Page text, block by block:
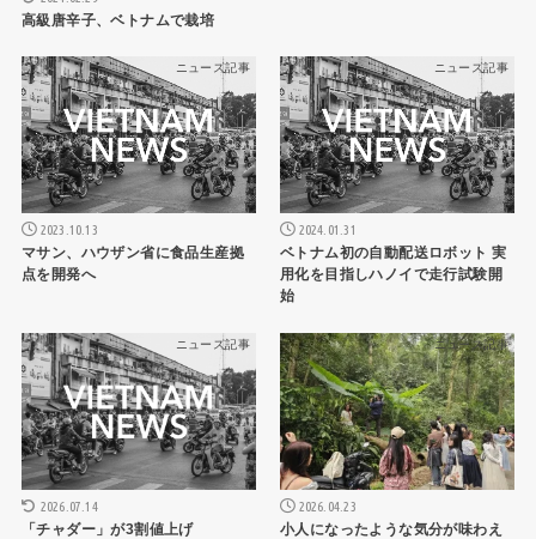
高級唐辛子、ベトナムで栽培
ニュース記事
2023.10.13
マサン、ハウザン省に食品生産拠
点を開発へ
ニュース記事
2024.01.31
ベトナム初の自動配送ロボット 実
用化を目指しハノイで走行試験開
始
ニュース記事
2026.07.14
「チャダー」が3割値上げ
ニュース記事
2026.04.23
小人になったような気分が味わえ